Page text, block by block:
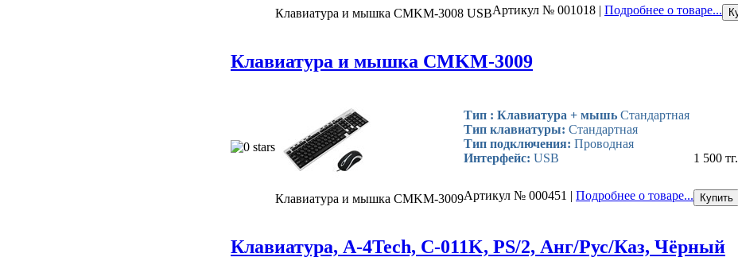
Клавиатура и мышка CMKM-3008 USBАртикул № 001018 | Подробнее о товаре...
Клавиатура и мышка CMKM-3009
Клавиатура и мышка CMKM-3009
Тип : Клавиатура + мышь Стандартная
Тип клавиатуры: Стандартная
Тип подключения: Проводная
Интерфейс: USB 1 500 тг.
Артикул № 000451 | Подробнее о товаре...
Клавиатура, A-4Tech, C-011K, PS/2, Анг/Рус/Каз, Чёрный